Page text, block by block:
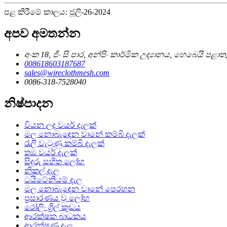
පළ කිරීමේ කාලය: ජූලි-26-2024
අපව අමතන්න
අංක 18, ජිං සි පාර, අන්පිං කාර්මික උද්‍යානය, හෙබෙයි
008618603187687
sales@wireclothmesh.com
0086-318-7528040
නිෂ්පාදන
වියන ලද වයර් දැලක්
මල නොබැඳෙන වානේ කම්බි දැලක්
රැලි වැටුණු කම්බි දැලක්
තඹ වයර් දැලක්
සිදුරු සහිත ලෝහ
නිකල් දැල
ටයිටේනියම් දැල
මල නොබැඳෙන වානේ පෙරහන
ප්‍රසාරණය වූ ලෝහ
රෝලිං ග්‍රිල් කූඩය
ආරක්ෂක බාධකය